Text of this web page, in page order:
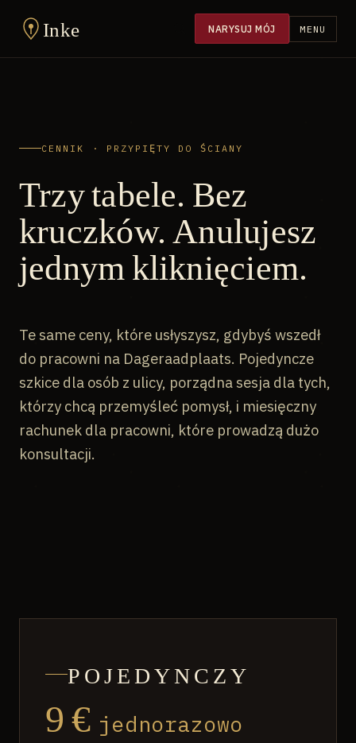
Inke NARYSUJ MÓJ MENU
CENNIK · PRZYPIĘTY DO ŚCIANY
Trzy tabele. Bez
kruczków. Anulujesz
jednym kliknięciem.
Te same ceny, które usłyszysz, gdybyś wszedł
do pracowni na Dageraadplaats. Pojedyncze
szkice dla osób z ulicy, porządna sesja dla tych,
którzy chcą przemyśleć pomysł, i miesięczny
rachunek dla pracowni, które prowadzą dużo
konsultacji.
POJEDYNCZY
9 € jednorazowo